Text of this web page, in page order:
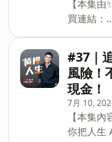
https://
桌面、大範圍照明
TIONE PRO
TIMAX｜現折 100
折 200 元 ✅ 滿 3,000 折 50 元 ✅ 滿
5,000 折 100 元 ✅ 滿
滿額優惠
計算 TIONE PRO 原價 7,480 元 團購價
4,080 元 新會員搭配完整優惠，單台最低
3,630 元
【本集由
買連結：
碗很久的
薦的 SHISEIDO
用，而且
開團時間｜7/17～
男人極致保濕修護
組 ・豔陽夏水感防曬雙星組 🎟️ 結帳輸入
優惠碼「
#37｜
風險！
現金！
7月 10,
【本集內容】 追求沒有風險，
你把人生